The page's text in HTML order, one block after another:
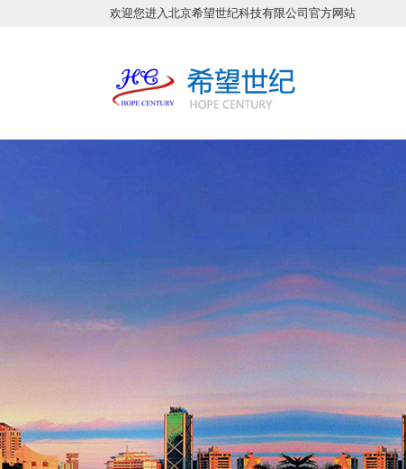
欢迎您进入北京希望世纪科技有限公司官方网站